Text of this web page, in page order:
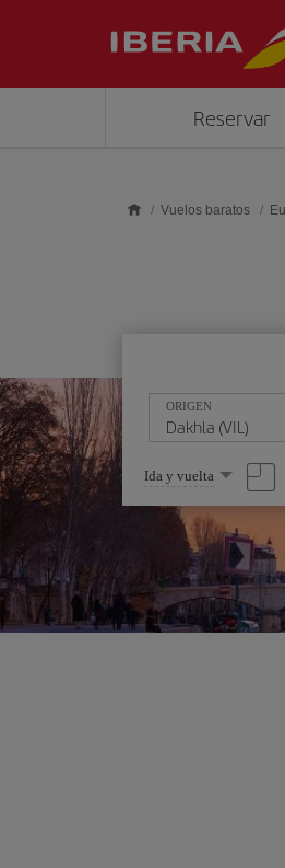
Reservar
Vuelos baratos
ORIGEN
Seleccione
una
opción
Ida y vuelta